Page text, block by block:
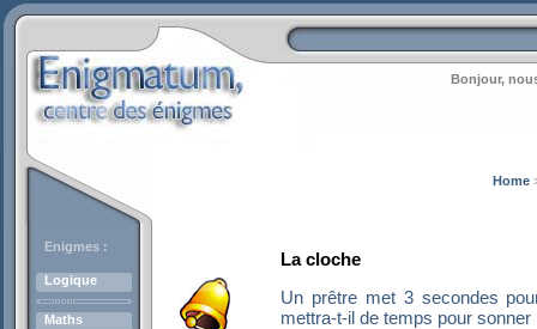
Bonjour,
Home
Enigmes :
Logique
Maths
La cloche
Un prêtre met 3 secondes
mettra-t-il de temps pour sonner